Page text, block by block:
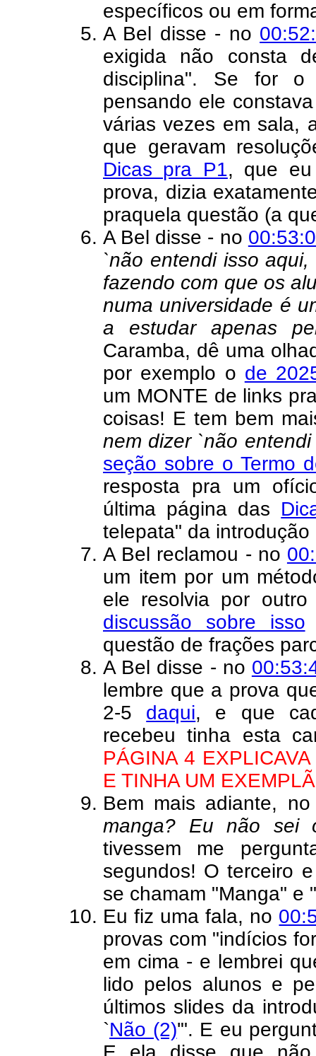
específicos ou em
A Bel disse - no
exigida não consta
disciplina". Se for
pensando ele
várias vezes em sala,
que geravam
Dicas pra P1, que eu
prova, dizia
praquela questão (a
A Bel disse - no
`não entendi isso
fazendo com que os
numa universidade é
a estudar apenas
Caramba, dê uma
por exemplo o de
um MONTE de links
coisas! E tem bem
nem dizer `não
seção sobre o Termo
resposta pra um
última página das
telepata" da
A Bel reclamou - no
um item por um
ele resolvia por
discussão sobre isso
questão de frações
A Bel disse - no
lembre que a prova
2-5 daqui, e que
recebeu tinha esta
PÁGINA 4
E TINHA UM
Bem mais adiante,
manga? Eu não sei
tivessem me
segundos! O terceiro
se chamam "Manga" e
Eu fiz uma fala, no
provas com "indícios
em cima - e lembrei
lido pelos alunos e
últimos slides da
`Não (2)'". E eu